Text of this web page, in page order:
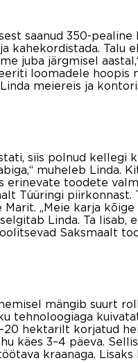
saanud 350-
kahekordistada. Talu
juba järgmisel
loomadele hoopis
meiereis ja
siis polnud
muheleb Linda.
erinevate toodete
Tüüringi piirkonnast.
Marit. „Meie karja
Linda. Ta
Saksmaalt
mängib suurt
tehnoloogiaga
hektarilt korjatud
käes 3–4 päeva.
kraanaga.